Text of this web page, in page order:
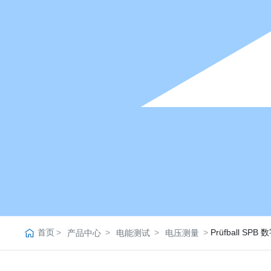
首页 产品中心 电能测试 电压测量 Prüfball SPB